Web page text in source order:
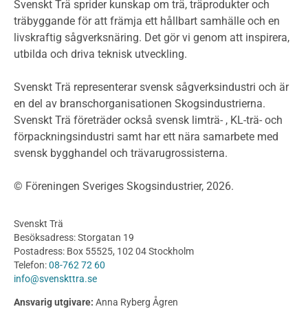
Termer och förkortningar
Planering
Klimatkalkylator hallar
Projektering av trähus - generellt
Byggsystem
Fasadsystem i skivmaterial
Bullerskärmar och andra utomhuskonstruktioner
Byggnation och utförande
Utförande
Produkter
Konstruktionsvirke
Konstruktionsvirke Behandlat
Svenskt Trä sprider kunskap om trä, träprodukter och
träbyggande för att främja ett hållbart samhälle och en
livskraftig sågverksnäring. Det gör vi genom att inspirera,
utbilda och driva teknisk utveckling.
Svenskt Trä representerar svensk sågverksindustri och är
en del av branschorganisationen Skogsindustrierna.
Svenskt Trä företräder också svensk limträ- , KL-trä- och
förpackningsindustri samt har ett nära samarbete med
svensk bygghandel och trävarugrossisterna.
© Föreningen Sveriges Skogsindustrier, 2026.
Svenskt Trä
Besöksadress: Storgatan 19
Postadress: Box 55525, 102 04 Stockholm
Telefon:08-762 72 60
info@svenskttra.se
Ansvarig utgivare: Anna Ryberg Ågren